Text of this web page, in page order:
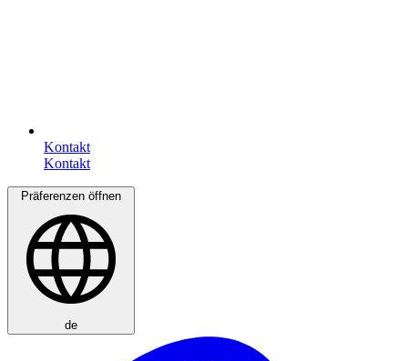
Kontakt
Präferenzen öffnen
de